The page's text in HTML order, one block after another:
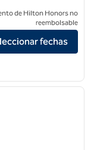
Big Bear Lake
de Hilton Honors no
reembolsable
fechas